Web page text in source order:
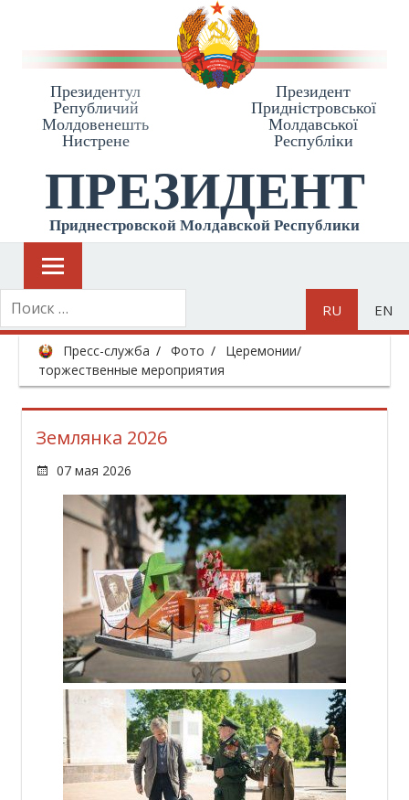
Президентул
Републичий
Молдовенешть
Нистрене
Президент
Приднiстровської
Молдавської
Республiки
ПРЕЗИДЕНТ
Приднестровской Молдавской Республики
RU EN
Пресс-служба Фото
Церемонии/
торжественные мероприятия
Землянка 2026
07 мая 2026